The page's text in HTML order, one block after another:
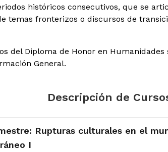
históricos consecutivos, que se
temas fronterizos o discursos de
del Diploma de Honor en Humanidades
General.
Descripción de
Rupturas culturales en el
I